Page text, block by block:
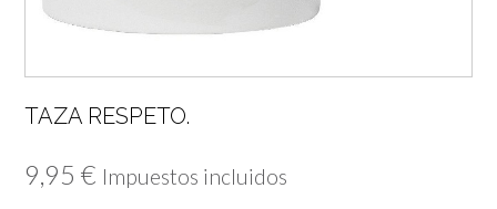
TAZA RESPETO.
9,95 € Impuestos incluidos